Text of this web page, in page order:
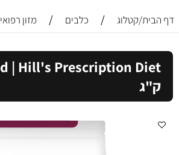
דף הבית/קטלוג / כלבים / מזון רפואי
ק"ג